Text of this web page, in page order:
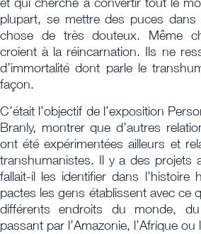
plupart, se mettre des puces
chose de très douteux. Même
croient à la réincarnation. Ils ne
d’immortalité dont parle le
façon.
C’était l’objectif de l’exposition
Branly, montrer que d’autres
ont été expérimentées ailleurs et
transhumanistes. Il y a des projets
fallait-il les identifier dans l’histoire
pactes les gens établissent avec ce
différents endroits du monde,
passant par l’Amazonie, l’Afrique ou